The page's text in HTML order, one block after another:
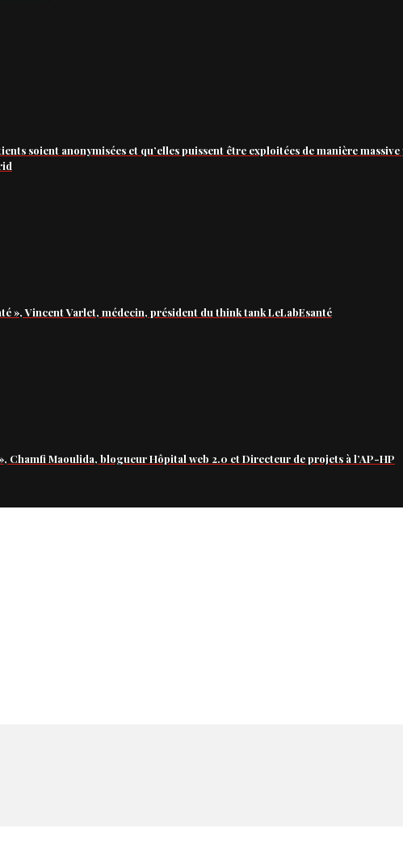
soient anonymisées et qu’elles puissent être exploitées de manière
», Vincent Varlet, médecin, président du think tank LeLabEsanté
Chamfi Maoulida, blogueur Hôpital web 2.0 et Directeur de projets à l’AP-HP